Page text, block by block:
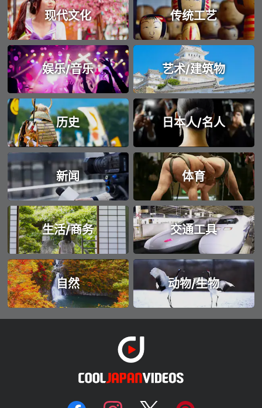
现代文化 传统工艺
娱乐/音乐 艺术/建筑物
历史 日本人/名人
新闻 体育
生活/商务 交通工具
自然 动物/生物